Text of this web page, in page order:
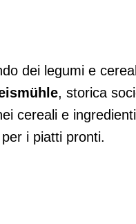
di
dei legumi e
, storica
cereali e
i piatti pronti.